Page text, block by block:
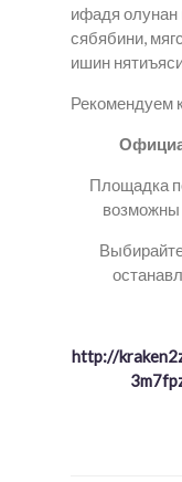
ифадя
сябябини,
ишин
Рекомендуем
Площадка
возможны
http://